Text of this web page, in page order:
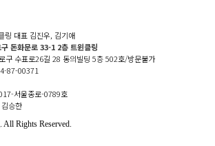
링 대표 김진우, 김기애
돈화문로 33-1 2층 트윈클링
구 수표로26길 28 동의빌딩 5층 502호/방문불가
87-00371
서울종로-0789호
승한
Rights Reserved.